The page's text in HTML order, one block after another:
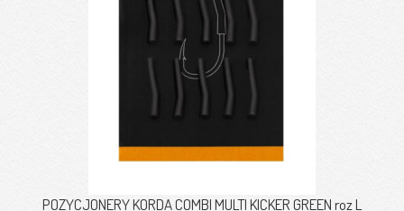
POZYCJONERY KORDA COMBI MULTI KICKER GREEN roz L